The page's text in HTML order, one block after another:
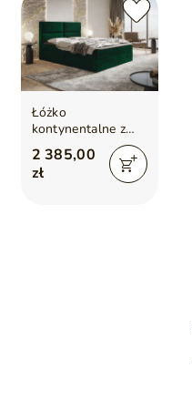
Łóżko
kontynentalne z
pojemnikiem na
pościel 120x200
Hera Zielone
2 385,00
zł